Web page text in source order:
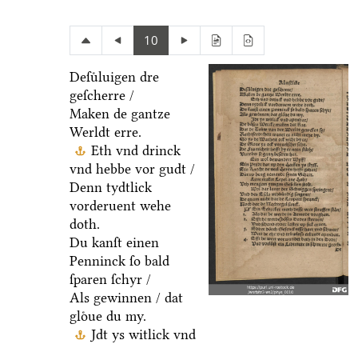
10
Deſuͤluigen dre
geſcherre /
Maken de gantze
Werldt erre.
Eth vnd drinck
vnd hebbe vor gudt /
Denn tydtlick
vorderuent wehe
doth.
Du kanſt einen
Penninck ſo bald
ſparen ſchyr /
Als gewinnen / dat
gloͤue du my.
Jdt ys witlick vnd